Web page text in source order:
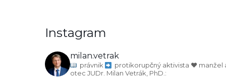
Instagram
milan.vetrak
právnik protikorupčný aktivista ♥️ manžel
otec JUDr. Milan Vetrák, PhD.: